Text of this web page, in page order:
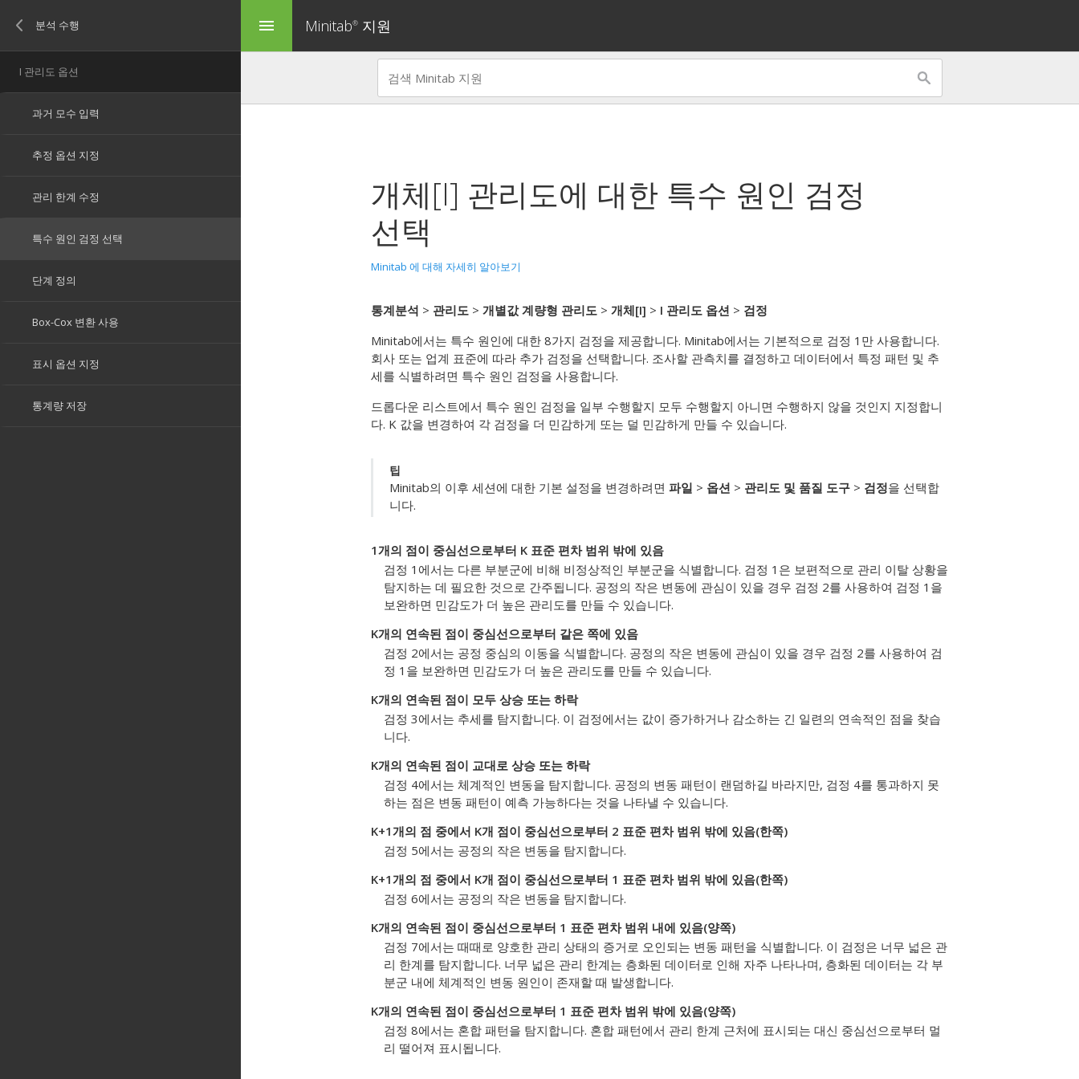
menu Minitab® 지원
개체[I] 관리도에 대한 특수 원인 검정
선택
Minitab 에 대해 자세히 알아보기
통계분석 > 관리도 > 개별값 계량형 관리도 > 개체[I] > I 관리도 옵션 > 검정
Minitab에서는 특수 원인에 대한 8가지 검정을 제공합니다. Minitab에서는 기본적으로 검정 1만 사용합니다.
회사 또는 업계 표준에 따라 추가 검정을 선택합니다. 조사할 관측치를 결정하고 데이터에서 특정 패턴 및 추
세를 식별하려면 특수 원인 검정을 사용합니다.
드롭다운 리스트에서 특수 원인 검정을 일부 수행할지 모두 수행할지 아니면 수행하지 않을 것인지 지정합니
다. K 값을 변경하여 각 검정을 더 민감하게 또는 덜 민감하게 만들 수 있습니다.
팁
Minitab의 이후 세션에 대한 기본 설정을 변경하려면 파일 > 옵션 > 관리도 및 품질 도구 > 검정을 선택합
니다.
1개의 점이 중심선으로부터 K 표준 편차 범위 밖에 있음
검정 1에서는 다른 부분군에 비해 비정상적인 부분군을 식별합니다. 검정 1은 보편적으로 관리 이탈 상황을
탐지하는 데 필요한 것으로 간주됩니다. 공정의 작은 변동에 관심이 있을 경우 검정 2를 사용하여 검정 1을
보완하면 민감도가 더 높은 관리도를 만들 수 있습니다.
K개의 연속된 점이 중심선으로부터 같은 쪽에 있음
검정 2에서는 공정 중심의 이동을 식별합니다. 공정의 작은 변동에 관심이 있을 경우 검정 2를 사용하여 검
정 1을 보완하면 민감도가 더 높은 관리도를 만들 수 있습니다.
K개의 연속된 점이 모두 상승 또는 하락
검정 3에서는 추세를 탐지합니다. 이 검정에서는 값이 증가하거나 감소하는 긴 일련의 연속적인 점을 찾습
니다.
K개의 연속된 점이 교대로 상승 또는 하락
검정 4에서는 체계적인 변동을 탐지합니다. 공정의 변동 패턴이 랜덤하길 바라지만, 검정 4를 통과하지 못
하는 점은 변동 패턴이 예측 가능하다는 것을 나타낼 수 있습니다.
K+1개의 점 중에서 K개 점이 중심선으로부터 2 표준 편차 범위 밖에 있음(한쪽)
검정 5에서는 공정의 작은 변동을 탐지합니다.
K+1개의 점 중에서 K개 점이 중심선으로부터 1 표준 편차 범위 밖에 있음(한쪽)
검정 6에서는 공정의 작은 변동을 탐지합니다.
K개의 연속된 점이 중심선으로부터 1 표준 편차 범위 내에 있음(양쪽)
검정 7에서는 때때로 양호한 관리 상태의 증거로 오인되는 변동 패턴을 식별합니다. 이 검정은 너무 넓은 관
리 한계를 탐지합니다. 너무 넓은 관리 한계는 층화된 데이터로 인해 자주 나타나며, 층화된 데이터는 각 부
분군 내에 체계적인 변동 원인이 존재할 때 발생합니다.
K개의 연속된 점이 중심선으로부터 1 표준 편차 범위 밖에 있음(양쪽)
검정 8에서는 혼합 패턴을 탐지합니다. 혼합 패턴에서 관리 한계 근처에 표시되는 대신 중심선으로부터 멀
리 떨어져 표시됩니다.